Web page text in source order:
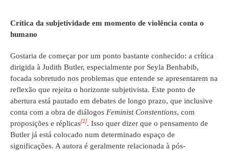
Crítica da subjetividade em momento de violência conta o
humano
Gostaria de começar por um ponto bastante conhecido: a crítica
dirigida à Judith Butler, especialmente por Seyla Benhabib,
focada sobretudo nos problemas que entende se apresentarem na
reflexão que rejeita o horizonte subjetivista. Este ponto de
abertura está pautado em debates de longo prazo, que inclusive
conta com a obra de diálogos Feminist Constentions, com
proposições e réplicas[1]. Isso quer dizer que o pensamento de
Butler já está colocado num determinado espaço de
significações. A autora é geralmente relacionada à pós-